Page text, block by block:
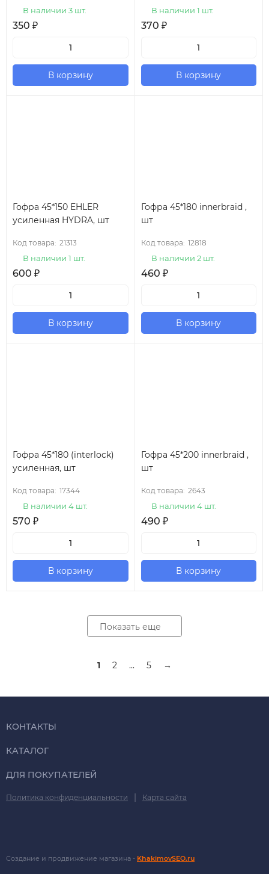
В наличии 3 шт.
350 ₽
В корзину
В наличии 1 шт.
370 ₽
В корзину
Гофра 45*150 EHLER
усиленная HYDRA, шт
Код товара: 21313
В наличии 1 шт.
600 ₽
В корзину
Гофра 45*180 innerbraid ,
шт
Код товара: 12818
В наличии 2 шт.
460 ₽
В корзину
Гофра 45*180 (interlock)
усиленная, шт
Код товара: 17344
В наличии 4 шт.
570 ₽
В корзину
Гофра 45*200 innerbraid ,
шт
Код товара: 2643
В наличии 4 шт.
490 ₽
В корзину
Показать еще
1 2 ... 5 →
КОНТАКТЫ
КАТАЛОГ
ДЛЯ ПОКУПАТЕЛЕЙ
Политика конфиденциальности | Карта сайта
Создание и продвижение магазина - KhakimovSEO.ru